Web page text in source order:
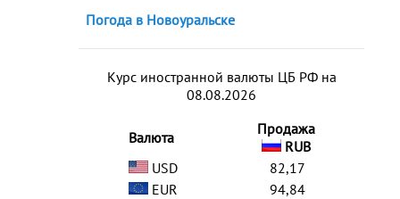
Погода в Новоуральске
Курс иностранной валюты ЦБ РФ на
08.08.2026
Валюта
Продажа
RUB
USD
82,17
EUR
94,84